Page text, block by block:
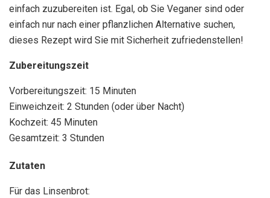
einfach zuzubereiten ist. Egal, ob Sie Veganer sind oder
einfach nur nach einer pflanzlichen Alternative suchen,
dieses Rezept wird Sie mit Sicherheit zufriedenstellen!
Zubereitungszeit
Vorbereitungszeit: 15 Minuten
Einweichzeit: 2 Stunden (oder über Nacht)
Kochzeit: 45 Minuten
Gesamtzeit: 3 Stunden
Zutaten
Für das Linsenbrot: